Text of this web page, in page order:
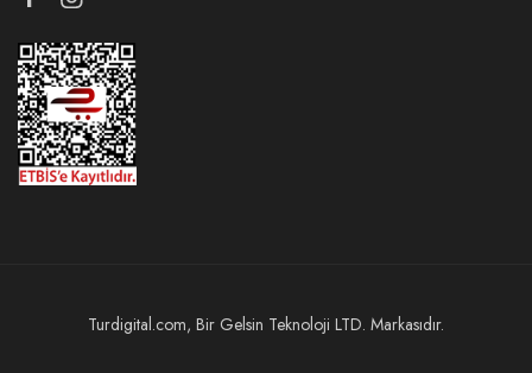
Turdigital.com, Bir Gelsin Teknoloji LTD. Markasıdır.